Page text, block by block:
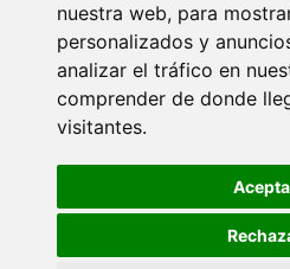
nuestra web, para
personalizados y
analizar el tráfico en
comprender de donde
visitantes.